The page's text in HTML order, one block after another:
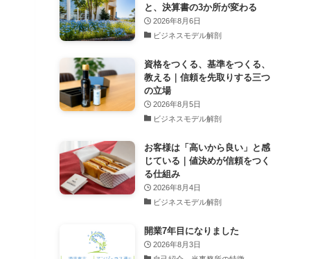
と、決算書の3か所が変わる
2026年8月6日
ビジネスモデル解剖
資格をつくる、基準をつくる、
教える｜信頼を先取りする三つ
の立場
2026年8月5日
ビジネスモデル解剖
お客様は「高いから良い」と感
じている｜値決めが信頼をつく
る仕組み
2026年8月4日
ビジネスモデル解剖
開業7年目になりました
2026年8月3日